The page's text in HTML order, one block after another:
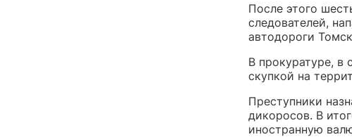
После этого
следователей,
автодороги
В прокуратуре, в
скупкой на
Преступники
дикоросов. В
иностранную